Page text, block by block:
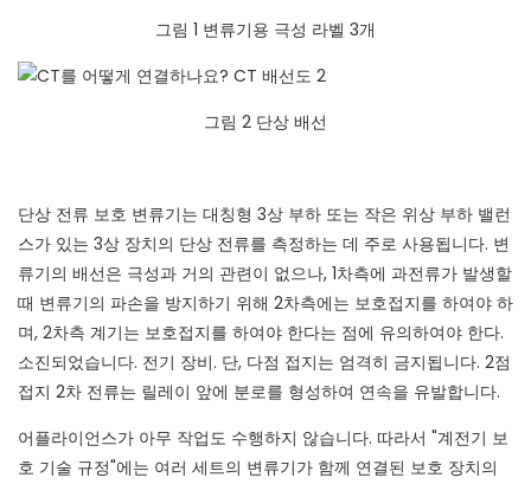
그림 1 변류기용 극성 라벨 3개
그림 2 단상 배선
단상 전류 보호 변류기는 대칭형 3상 부하 또는 작은 위상 부하 밸런
스가 있는 3상 장치의 단상 전류를 측정하는 데 주로 사용됩니다. 변
류기의 배선은 극성과 거의 관련이 없으나, 1차측에 과전류가 발생할
때 변류기의 파손을 방지하기 위해 2차측에는 보호접지를 하여야 하
며, 2차측 계기는 보호접지를 하여야 한다는 점에 유의하여야 한다.
소진되었습니다. 전기 장비. 단, 다점 접지는 엄격히 금지됩니다. 2점
접지 2차 전류는 릴레이 앞에 분로를 형성하여 연속을 유발합니다.
어플라이언스가 아무 작업도 수행하지 않습니다. 따라서 "계전기 보
호 기술 규정"에는 여러 세트의 변류기가 함께 연결된 보호 장치의